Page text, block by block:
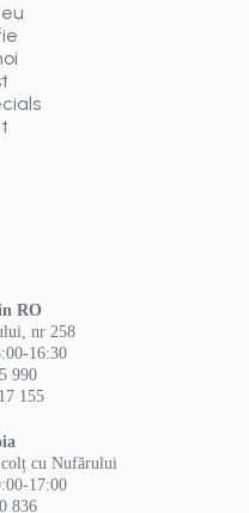
RO
nr 258
16:30
990
155
cu Nufărului
17:00
836